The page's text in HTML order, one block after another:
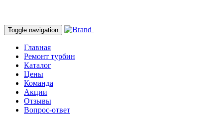
Toggle navigation
Главная
Ремонт турбин
Каталог
Цены
Команда
Акции
Отзывы
Вопрос-ответ